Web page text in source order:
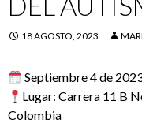
18 AGOSTO, 2023
Septiembre 4 de
Lugar: Carrera 11 B
Colombia